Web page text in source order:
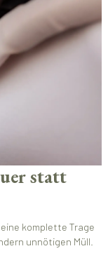
statt
komplette Trage
unnötigen Müll.